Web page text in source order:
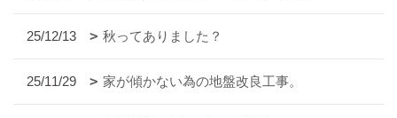
25/12/13 秋ってありました？
25/11/29 家が傾かない為の地盤改良工事。